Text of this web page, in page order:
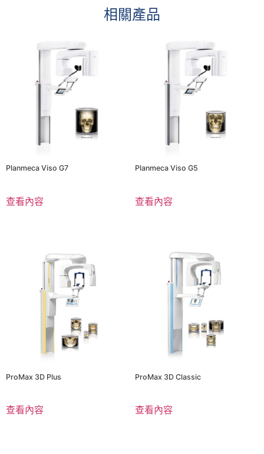
相關產品
Planmeca Viso G7
查看內容
Planmeca Viso G5
查看內容
ProMax 3D Plus
查看內容
ProMax 3D Classic
查看內容